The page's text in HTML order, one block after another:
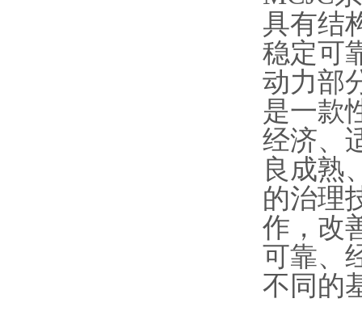
具有结
稳定可
动力部
是一款
经济、
良成熟
的治理
作，改
可靠、
不同的